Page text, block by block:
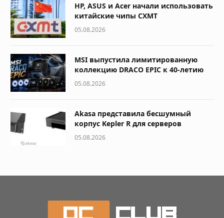
HP, ASUS и Acer начали использовать
китайские чипы CXMT
05.08.2026
MSI выпустила лимитированную
коллекцию DRACO EPIC к 40-летию
05.08.2026
Akasa представила бесшумный
корпус Kepler R для серверов
05.08.2026